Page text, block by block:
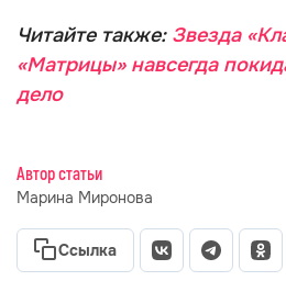
Читайте также: Звезда
«Матрицы» навсегда
дело
Автор статьи
Марина Миронова
Ссылка